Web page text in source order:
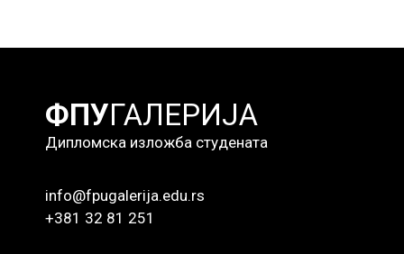
ФПУГАЛЕРИЈА
Дипломска изложба студената
info@fpugalerija.edu.rs
+381 32 81 251